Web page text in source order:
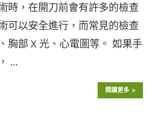
時，在開刀前會有許多的檢查
可以安全進行，而常見的檢查
胸部 X 光、心電圖等。 如果手
…
閱讀更多